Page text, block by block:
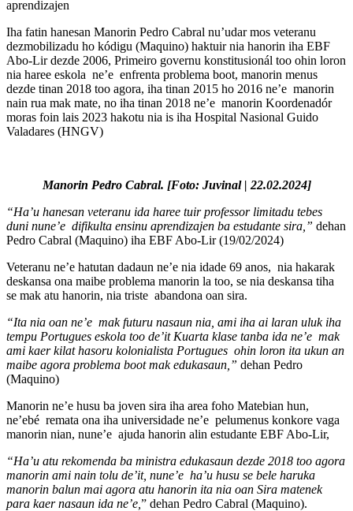
aprendizajen
Iha fatin hanesan Manorin Pedro Cabral nu’udar mos veteranu
dezmobilizadu ho kódigu (Maquino) haktuir nia hanorin iha EBF
Abo-Lir dezde 2006, Primeiro governu konstitusionál too ohin loron
nia haree eskola ne’e enfrenta problema boot, manorin menus
dezde tinan 2018 too agora, iha tinan 2015 ho 2016 ne’e manorin
nain rua mak mate, no iha tinan 2018 ne’e manorin Koordenadór
moras foin lais 2023 hakotu nia is iha Hospital Nasional Guido
Valadares (HNGV)
Manorin Pedro Cabral. [Foto: Juvinal | 22.02.2024]
“Ha’u hanesan veteranu ida haree tuir professor limitadu tebes
duni nune’e difikulta ensinu aprendizajen ba estudante sira,” dehan
Pedro Cabral (Maquino) iha EBF Abo-Lir (19/02/2024)
Veteranu ne’e hatutan dadaun ne’e nia idade 69 anos, nia hakarak
deskansa ona maibe problema manorin la too, se nia deskansa tiha
se mak atu hanorin, nia triste abandona oan sira.
“Ita nia oan ne’e mak futuru nasaun nia, ami iha ai laran uluk iha
tempu Portugues eskola too de’it Kuarta klase tanba ida ne’e mak
ami kaer kilat hasoru kolonialista Portugues ohin loron ita ukun an
maibe agora problema boot mak edukasaun,” dehan Pedro
(Maquino)
Manorin ne’e husu ba joven sira iha area foho Matebian hun,
ne’ebé remata ona iha universidade ne’e pelumenus konkore vaga
manorin nian, nune’e ajuda hanorin alin estudante EBF Abo-Lir,
“Ha’u atu rekomenda ba ministra edukasaun dezde 2018 too agora
manorin ami nain tolu de’it, nune’e ha’u husu se bele haruka
manorin balun mai agora atu hanorin ita nia oan Sira matenek
para kaer nasaun ida ne’e, ” dehan Pedro Cabral (Maquino).